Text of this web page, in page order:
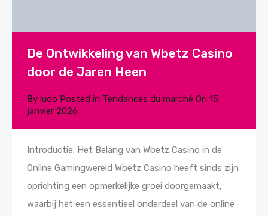
De Ontwikkeling van Wbetz Casino
door de Jaren Heen
By ludo Posted in Tendances du marché On 15
janvier 2026
Introductie: Het Belang van Wbetz Casino in de
Online Gamingwereld Wbetz Casino heeft sinds zijn
oprichting een opmerkelijke groei doorgemaakt,
waarbij het een essentieel onderdeel van de online